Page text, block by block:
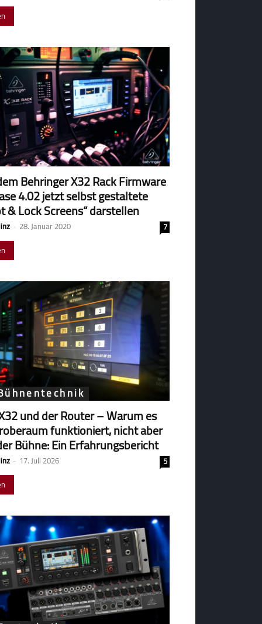
Behringer X32 Rack Firmware
4.02 jetzt selbst gestaltete
& Lock Screens“ darstellen
- 28. Januar 2020
7
und der Router – Warum es
funk­tio­niert, nicht aber
Bühne: Ein Erfahrungsbericht
- 17. Juli 2026
5